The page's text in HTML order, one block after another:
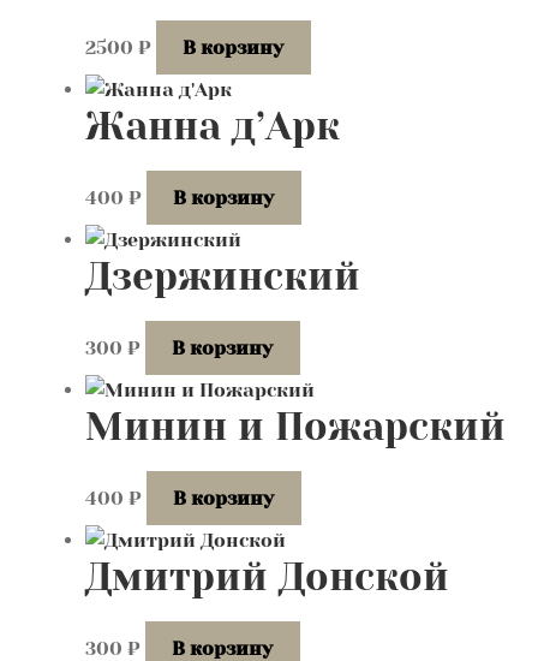
2500 ₽ В корзину
Жанна д’Арк
400 ₽ В корзину
Дзержинский
300 ₽ В корзину
Минин и Пожарский
400 ₽ В корзину
Дмитрий Донской
300 ₽ В корзину